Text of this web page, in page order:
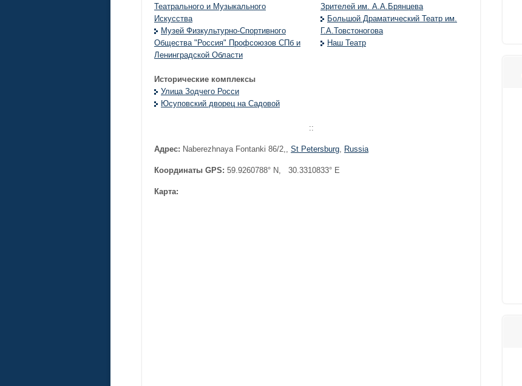
Театрального и Музыкального
Искусства
Музей Физкультурно-Спортивного
Общества "Россия" Профсоюзов СПб и
Ленинградской Области
Исторические комплексы
Улица Зодчего Росси
Юсуповский дворец на Садовой
Зрителей им. А.А.Брянцева
Большой Драматический Театр им.
Г.А.Товстоногова
Наш Театр
::
Адрес: Naberezhnaya Fontanki 86/2,, St Petersburg, Russia
Координаты GPS: 59.9260788° N, 30.3310833° E
Карта: